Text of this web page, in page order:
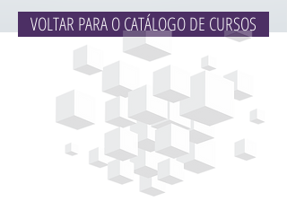
VOLTAR PARA O CATÁLOGO DE CURSOS